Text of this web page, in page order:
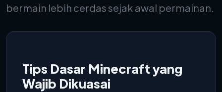
bermain lebih cerdas sejak awal permainan.
Tips Dasar Minecraft yang
Wajib Dikuasai